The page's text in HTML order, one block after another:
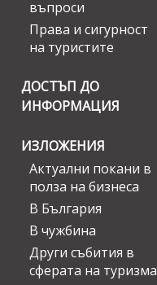
въпроси
Права и сигурност
на туристите
ДОСТЪП ДО
ИНФОРМАЦИЯ
ИЗЛОЖЕНИЯ
Актуални покани в
полза на бизнеса
В България
В чужбина
Други събития в
сферата на туризма